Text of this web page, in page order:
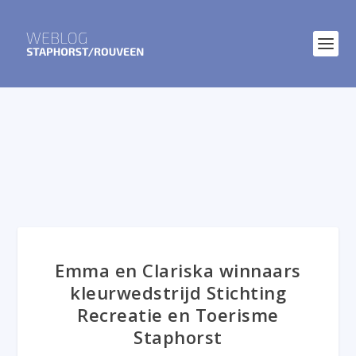
Emma en Clariska winnaars
kleurwedstrijd Stichting
Recreatie en Toerisme
Staphorst